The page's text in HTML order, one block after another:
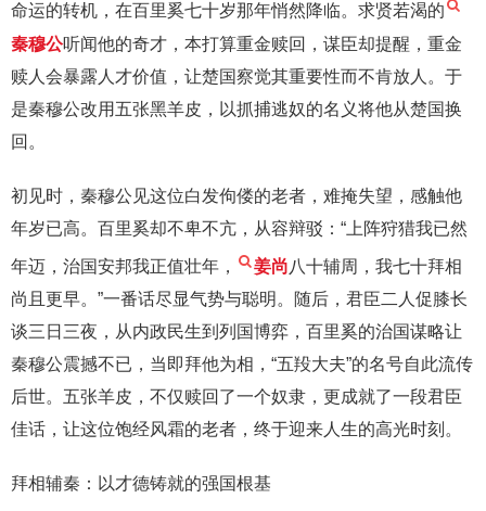
命运的转机，在百里奚七十岁那年悄然降临。求贤若渴的
秦穆公听闻他的奇才，本打算重金赎回，谋臣却提醒，重金
赎人会暴露人才价值，让楚国察觉其重要性而不肯放人。于
是秦穆公改用五张黑羊皮，以抓捕逃奴的名义将他从楚国换
回。
初见时，秦穆公见这位白发佝偻的老者，难掩失望，感触他
年岁已高。百里奚却不卑不亢，从容辩驳：“上阵狩猎我已然
年迈，治国安邦我正值壮年， 姜尚八十辅周，我七十拜相
尚且更早。”一番话尽显气势与聪明。随后，君臣二人促膝长
谈三日三夜，从内政民生到列国博弈，百里奚的治国谋略让
秦穆公震撼不已，当即拜他为相，“五羖大夫”的名号自此流传
后世。五张羊皮，不仅赎回了一个奴隶，更成就了一段君臣
佳话，让这位饱经风霜的老者，终于迎来人生的高光时刻。
拜相辅秦：以才德铸就的强国根基